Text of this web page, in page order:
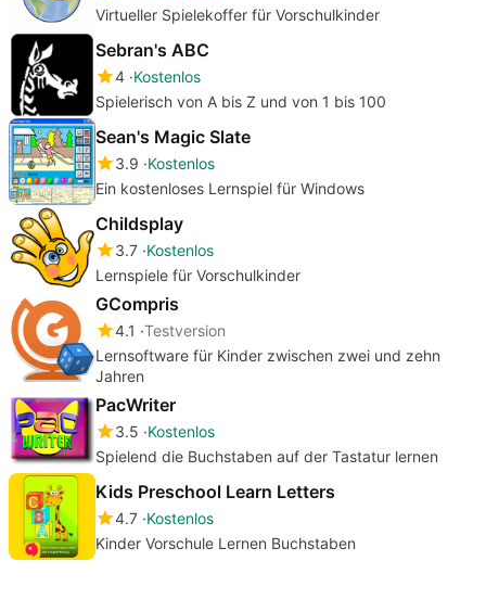
Virtueller Spielekoffer für Vorschulkinder
Sebran's ABC
4 Kostenlos
Spielerisch von A bis Z und von 1 bis 100
Sean's Magic Slate
3.9 Kostenlos
Ein kostenloses Lernspiel für Windows
Childsplay
3.7 Kostenlos
Lernspiele für Vorschulkinder
GCompris
4.1 Testversion
Lernsoftware für Kinder zwischen zwei und zehn
Jahren
PacWriter
3.5 Kostenlos
Spielend die Buchstaben auf der Tastatur lernen
Kids Preschool Learn Letters
4.7 Kostenlos
Kinder Vorschule Lernen Buchstaben